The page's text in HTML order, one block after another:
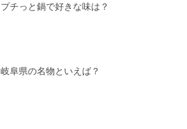
プチっと鍋で好きな味は？
岐阜県の名物といえば？